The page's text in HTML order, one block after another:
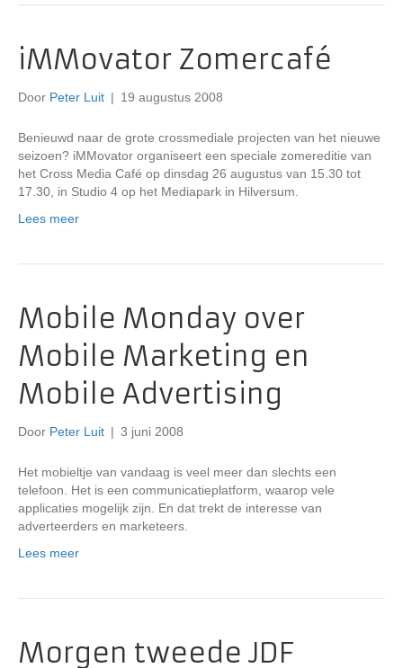
iMMovator Zomercafé
Door Peter Luit | 19 augustus 2008
Benieuwd naar de grote crossmediale projecten van het nieuwe
seizoen? iMMovator organiseert een speciale zomereditie van
het Cross Media Café op dinsdag 26 augustus van 15.30 tot
17.30, in Studio 4 op het Mediapark in Hilversum.
Lees meer
Mobile Monday over
Mobile Marketing en
Mobile Advertising
Door Peter Luit | 3 juni 2008
Het mobieltje van vandaag is veel meer dan slechts een
telefoon. Het is een communicatieplatform, waarop vele
applicaties mogelijk zijn. En dat trekt de interesse van
adverteerders en marketeers.
Lees meer
Morgen tweede JDF